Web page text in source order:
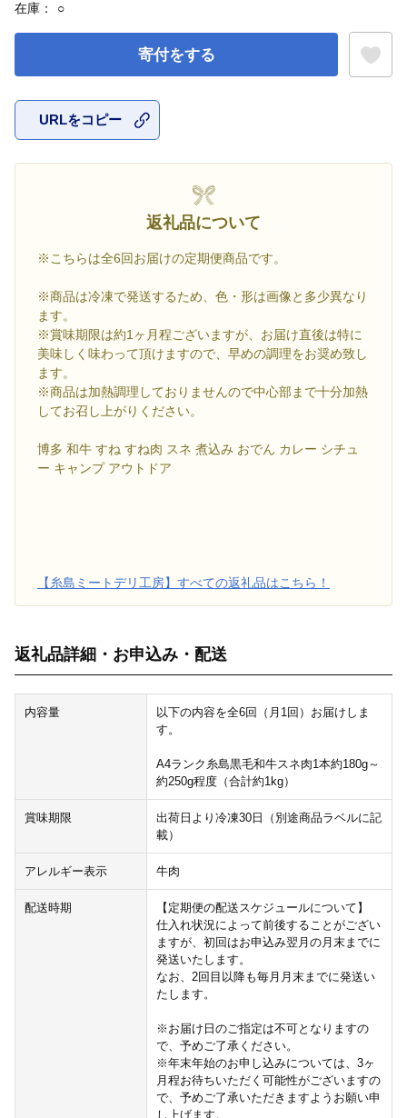
在庫： ○
寄付をする
URLをコピー
返礼品について
※こちらは全6回お届けの定期便商品です。
※商品は冷凍で発送するため、色・形は画像と多少異なり
ます。
※賞味期限は約1ヶ月程ございますが、お届け直後は特に
美味しく味わって頂けますので、早めの調理をお奨め致し
ます。
※商品は加熱調理しておりませんので中心部まで十分加熱
してお召し上がりください。
博多 和牛 すね すね肉 スネ 煮込み おでん カレー シチュ
ー キャンプ アウトドア
【糸島ミートデリ工房】すべての返礼品はこちら！
返礼品詳細・お申込み・配送
内容量
以下の内容を全6回（月1回）お届けしま
す。
A4ランク糸島黒毛和牛スネ肉1本約180g～
約250g程度（合計約1kg）
賞味期限
出荷日より冷凍30日（別途商品ラベルに記
載）
アレルギー表示 牛肉
配送時期
【定期便の配送スケジュールについて】
仕入れ状況によって前後することがござい
ますが、初回はお申込み翌月の月末までに
発送いたします。
なお、2回目以降も毎月月末までに発送い
たします。
※お届け日のご指定は不可となりますの
で、予めご了承ください。
※年末年始のお申し込みについては、3ヶ
月程お待ちいただく可能性がございますの
で、予めご了承いただきますようお願い申
し上げます。